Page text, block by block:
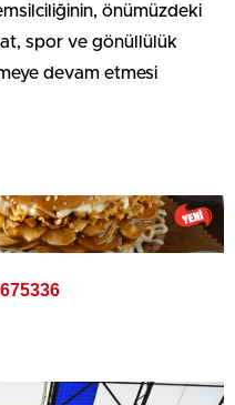
önümüzdeki
spor ve gönüllülük
devam etmesi